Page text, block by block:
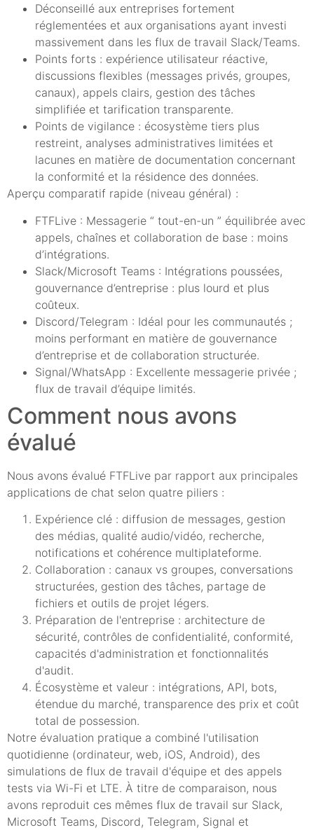
Déconseillé aux entreprises fortement
réglementées et aux organisations ayant investi
massivement dans les flux de travail Slack/Teams.
Points forts : expérience utilisateur réactive,
discussions flexibles (messages privés, groupes,
canaux), appels clairs, gestion des tâches
simplifiée et tarification transparente.
Points de vigilance : écosystème tiers plus
restreint, analyses administratives limitées et
lacunes en matière de documentation concernant
la conformité et la résidence des données.
Aperçu comparatif rapide (niveau général) :
FTFLive : Messagerie “ tout-en-un ” équilibrée avec
appels, chaînes et collaboration de base : moins
d’intégrations.
Slack/Microsoft Teams : Intégrations poussées,
gouvernance d’entreprise : plus lourd et plus
coûteux.
Discord/Telegram : Idéal pour les communautés ;
moins performant en matière de gouvernance
d’entreprise et de collaboration structurée.
Signal/WhatsApp : Excellente messagerie privée ;
flux de travail d’équipe limités.
Comment nous avons
évalué
Nous avons évalué FTFLive par rapport aux principales
applications de chat selon quatre piliers :
Expérience clé : diffusion de messages, gestion
des médias, qualité audio/vidéo, recherche,
notifications et cohérence multiplateforme.
Collaboration : canaux vs groupes, conversations
structurées, gestion des tâches, partage de
fichiers et outils de projet légers.
Préparation de l'entreprise : architecture de
sécurité, contrôles de confidentialité, conformité,
capacités d'administration et fonctionnalités
d'audit.
Écosystème et valeur : intégrations, API, bots,
étendue du marché, transparence des prix et coût
total de possession.
Notre évaluation pratique a combiné l'utilisation
quotidienne (ordinateur, web, iOS, Android), des
simulations de flux de travail d'équipe et des appels
tests via Wi-Fi et LTE. À titre de comparaison, nous
avons reproduit ces mêmes flux de travail sur Slack,
Microsoft Teams, Discord, Telegram, Signal et